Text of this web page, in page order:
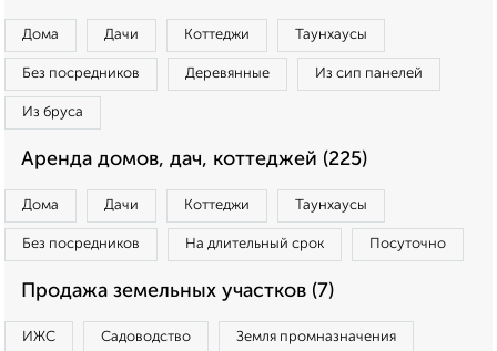
Дома Дачи Коттеджи Таунхаусы
Без посредников Деревянные Из сип панелей
Из бруса
Аренда домов, дач, коттеджей (225)
Дома Дачи Коттеджи Таунхаусы
Без посредников На длительный срок Посуточно
Продажа земельных участков (7)
ИЖС Садоводство Земля промназначения